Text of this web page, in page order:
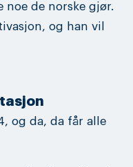
noe de norske gjør.
og han vil
og da, da får alle